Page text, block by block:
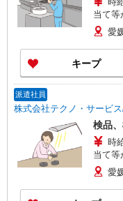
愛
キープ
派遣社員
株式会社テクノ・サービ
検品
時給1060円
愛